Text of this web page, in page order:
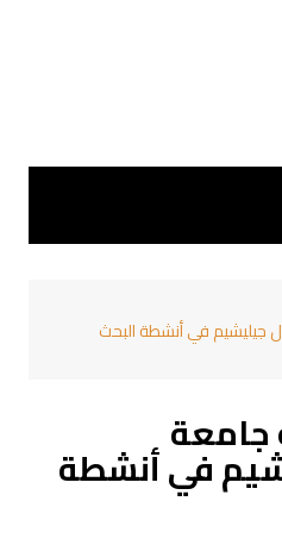
جيليشيم في أنشطة البحث
جامعة
في أنشطة